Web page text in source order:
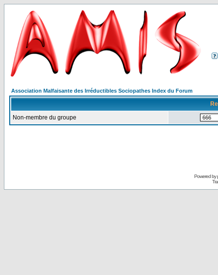
Association Malfaisante des Irréductibles Sociopathes Index du Forum
Non-membre du groupe
Powered by